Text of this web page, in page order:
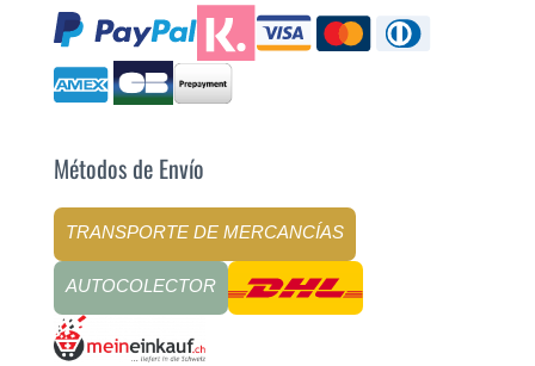
Métodos de Envío
TRANSPORTE DE MERCANCÍAS
AUTOCOLECTOR